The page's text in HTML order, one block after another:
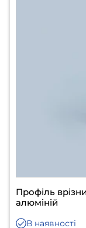
Профіль
алюміній
В наявності